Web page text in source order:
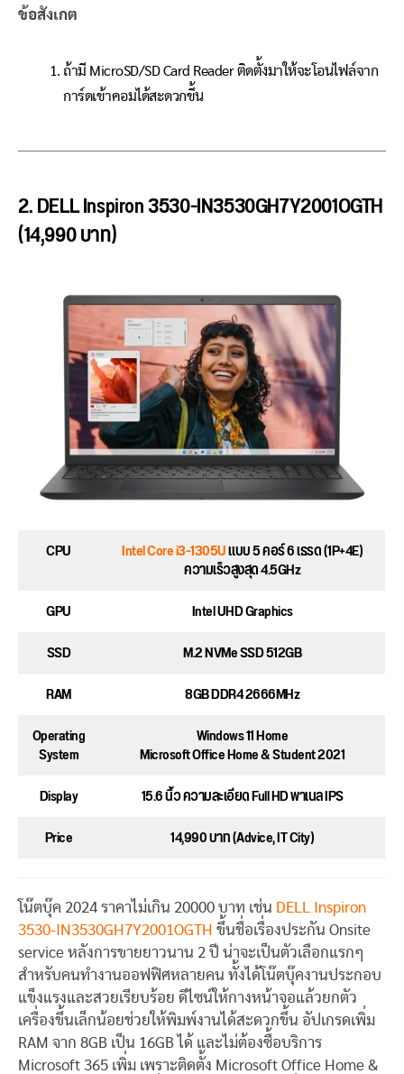
ข้อสังเกต
ถ้ามี MicroSD/SD Card Reader ติดตั้งมาให้จะโอนไฟล์จาก
การ์ดเข้าคอมได้สะดวกขึ้น
2. DELL Inspiron 3530-IN3530GH7Y2001OGTH
(14,990 บาท)
CPU Intel Core i3-1305Uแบบ 5 คอร์ 6 เธรด (1P+4E)
ความเร็วสูงสุด 4.5GHz
GPU
Intel UHD Graphics
SSD
M.2 NVMe SSD 512GB
RAM
8GB DDR4 2666MHz
Operating
System
Windows 11 Home
Microsoft Office Home & Student 2021
Display
15.6 นิ้ว ความละเอียด Full HD พาเนล IPS
Price
14,990 บาท (Advice, IT City)
โน๊ตบุ๊ค 2024 ราคาไม่เกิน 20000 บาท เช่น DELL Inspiron
3530-IN3530GH7Y2001OGTH ขึ้นชื่อเรื่องประกัน Onsite
service หลังการขายยาวนาน 2 ปี น่าจะเป็นตัวเลือกแรกๆ
สำหรับคนทำงานออฟฟิศหลายคน ทั้งได้โน๊ตบุ๊คงานประกอบ
แข็งแรงและสวยเรียบร้อย ดีไซน์ให้กางหน้าจอแล้วยกตัว
เครื่องขึ้นเล็กน้อยช่วยให้พิมพ์งานได้สะดวกขึ้น อัปเกรดเพิ่ม
RAM จาก 8GB เป็น 16GB ได้ และไม่ต้องซื้อบริการ
Microsoft 365 เพิ่ม เพราะติดตั้ง Microsoft Office Home &